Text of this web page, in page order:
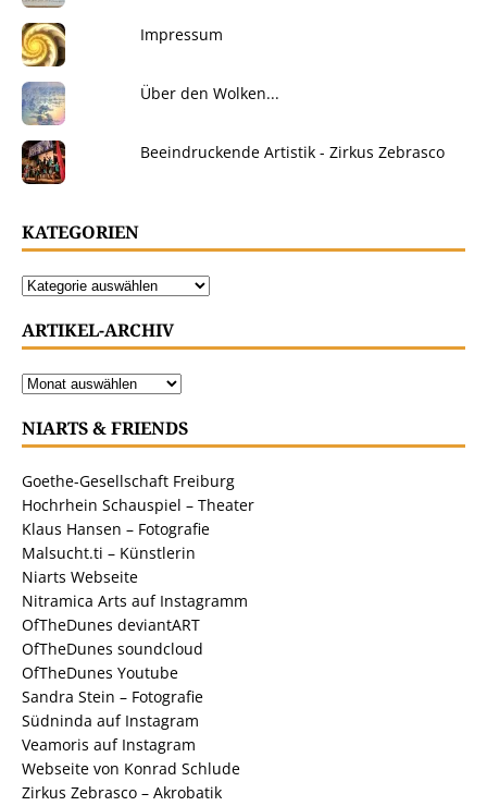
Impressum
Über den Wolken...
Beeindruckende Artistik - Zirkus Zebrasco
KATEGORIEN
ARTIKEL-ARCHIV
NIARTS & FRIENDS
Goethe-Gesellschaft Freiburg
Hochrhein Schauspiel – Theater
Klaus Hansen – Fotografie
Malsucht.ti – Künstlerin
Niarts Webseite
Nitramica Arts auf Instagramm
OfTheDunes deviantART
OfTheDunes soundcloud
OfTheDunes Youtube
Sandra Stein – Fotografie
Südninda auf Instagram
Veamoris auf Instagram
Webseite von Konrad Schlude
Zirkus Zebrasco – Akrobatik